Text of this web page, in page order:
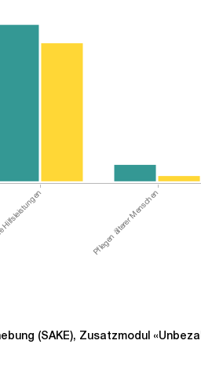
Pflegen älterer Menschen
(SAKE), Zusatzmodul